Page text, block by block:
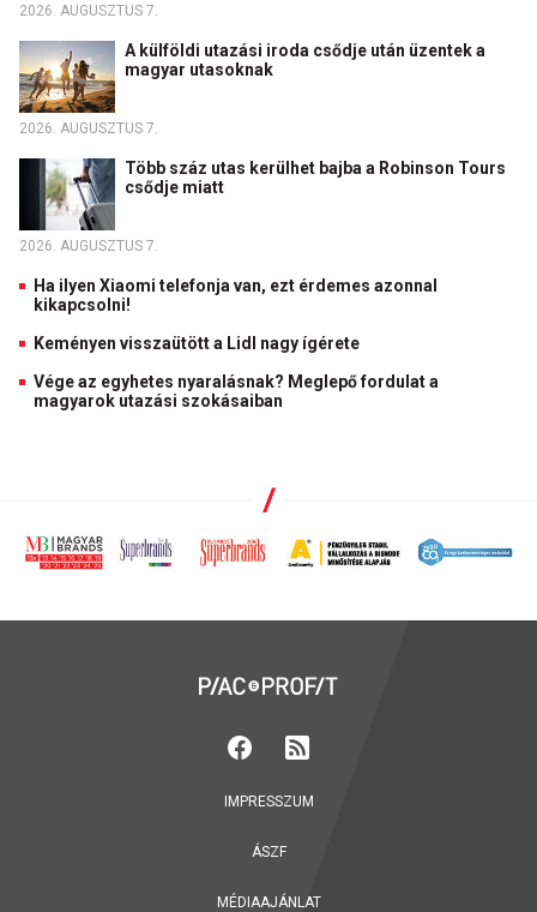
2026. AUGUSZTUS 7.
A külföldi utazási iroda csődje után üzentek a
magyar utasoknak
2026. AUGUSZTUS 7.
Több száz utas kerülhet bajba a Robinson Tours
csődje miatt
2026. AUGUSZTUS 7.
Ha ilyen Xiaomi telefonja van, ezt érdemes azonnal
kikapcsolni!
Keményen visszaütött a Lidl nagy ígérete
Vége az egyhetes nyaralásnak? Meglepő fordulat a
magyarok utazási szokásaiban
IMPRESSZUM
ÁSZF
MÉDIAAJÁNLAT